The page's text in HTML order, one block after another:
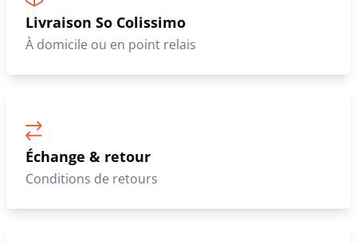
Livraison So Colissimo
À domicile ou en point relais
Échange & retour
Conditions de retours